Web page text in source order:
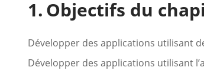
Objectifs du
Développer des applications utilisant
Développer des applications utilisant